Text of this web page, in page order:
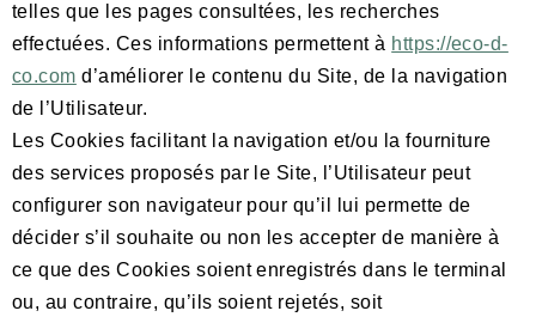
telles que les pages consultées, les recherches
effectuées. Ces informations permettent à https://eco-d-
co.com d’améliorer le contenu du Site, de la navigation
de l’Utilisateur.
Les Cookies facilitant la navigation et/ou la fourniture
des services proposés par le Site, l’Utilisateur peut
configurer son navigateur pour qu’il lui permette de
décider s’il souhaite ou non les accepter de manière à
ce que des Cookies soient enregistrés dans le terminal
ou, au contraire, qu’ils soient rejetés, soit